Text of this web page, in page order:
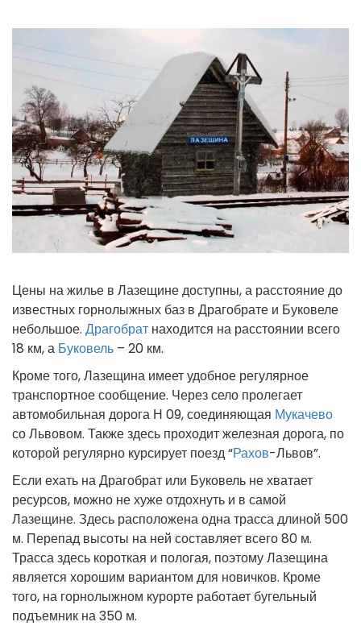
Цены на жилье в Лазещине доступны, а расстояние до
известных горнолыжных баз в Драгобрате и Буковеле
небольшое. Драгобрат находится на расстоянии всего
18 км, а Буковель – 20 км.
Кроме того, Лазещина имеет удобное регулярное
транспортное сообщение. Через село пролегает
автомобильная дорога Н 09, соединяющая Мукачево
со Львовом. Также здесь проходит железная дорога, по
которой регулярно курсирует поезд “Рахов-Львов”.
Если ехать на Драгобрат или Буковель не хватает
ресурсов, можно не хуже отдохнуть и в самой
Лазещине. Здесь расположена одна трасса длиной 500
м. Перепад высоты на ней составляет всего 80 м.
Трасса здесь короткая и пологая, поэтому Лазещина
является хорошим вариантом для новичков. Кроме
того, на горнолыжном курорте работает бугельный
подъемник на 350 м.